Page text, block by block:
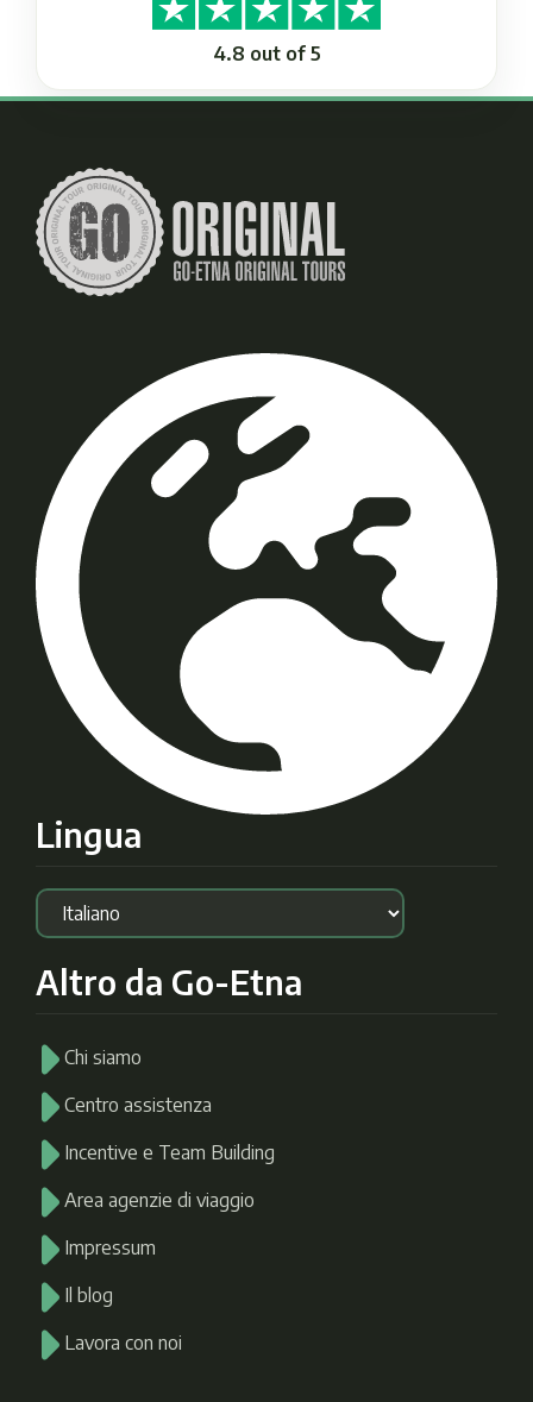
4.8 out of 5
Lingua
Altro da Go-Etna
Chi siamo
Centro assistenza
Incentive e Team Building
Area agenzie di viaggio
Impressum
Il blog
Lavora con noi